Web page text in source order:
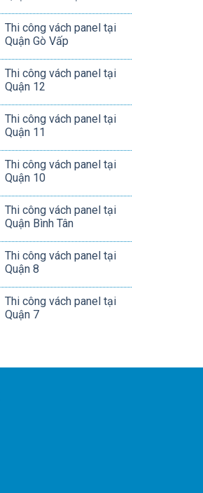
Thi công vách panel tại
Quận Gò Vấp
Thi công vách panel tại
Quận 12
Thi công vách panel tại
Quận 11
Thi công vách panel tại
Quận 10
Thi công vách panel tại
Quận Bình Tân
Thi công vách panel tại
Quận 8
Thi công vách panel tại
Quận 7